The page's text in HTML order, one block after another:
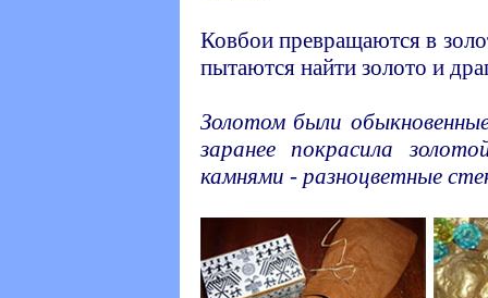
Ковбои превращаются в
пытаются найти золото и
Золотом были
заранее покрасила
камнями - разноцветные